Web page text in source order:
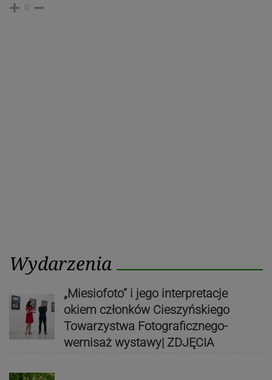
0
Wydarzenia
„Miesiofoto” i jego interpretacje
okiem członków Cieszyńskiego
Towarzystwa Fotograficznego-
wernisaż wystawy| ZDJĘCIA